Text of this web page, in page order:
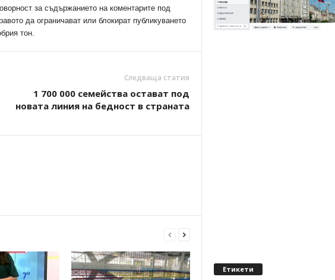
за съдържанието на коментарите под
да ограничават или блокират публикуването
тон.
Следваща статия
1 700 000 семейства остават под
новата линия на бедност в страната